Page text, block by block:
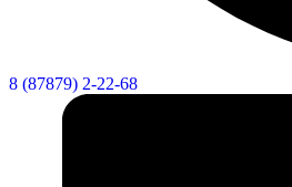
8 (87879) 2-22-68